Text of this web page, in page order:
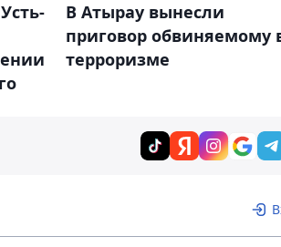
В Атырау вынесли
приговор обвиняемому
терроризме